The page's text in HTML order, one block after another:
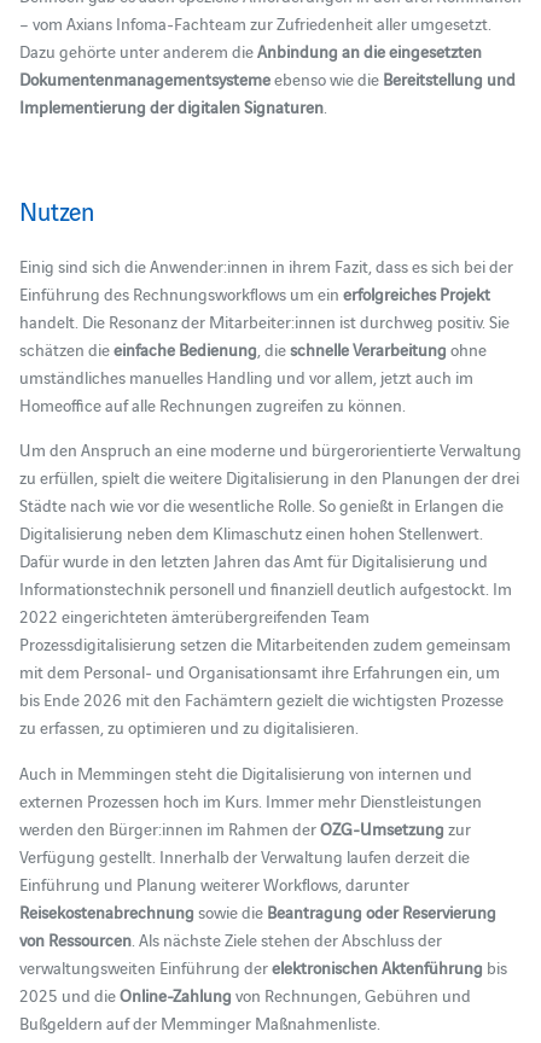
– vom Axians Infoma-Fachteam zur Zufriedenheit aller umgesetzt.
Dazu gehörte unter anderem dieAnbindung an die eingesetzten
Dokumentenmanagementsystemeebenso wie die Bereitstellung und
Implementierung der digitalen Signaturen.
Nutzen
Einig sind sich die Anwender:innen in ihrem Fazit, dass es sich bei der
Einführung des Rechnungsworkflows um ein erfolgreiches Projekt
handelt. Die Resonanz der Mitarbeiter:innen ist durchweg positiv. Sie
schätzen dieeinfache Bedienung , dieschnelle Verarbeitung ohne
umständliches manuelles Handling und vor allem, jetzt auch im
Homeoffice auf alle Rechnungen zugreifen zu können.
Um den Anspruch an eine moderne und bürgerorientierte Verwaltung
zu erfüllen, spielt die weitere Digitalisierung in den Planungen der drei
Städte nach wie vor die wesentliche Rolle. So genießt in Erlangen die
Digitalisierung neben dem Klimaschutz einen hohen Stellenwert.
Dafür wurde in den letzten Jahren das Amt für Digitalisierung und
Informationstechnik personell und finanziell deutlich aufgestockt. Im
2022 eingerichteten ämterübergreifenden Team
Prozessdigitalisierung setzen die Mitarbeitenden zudem gemeinsam
mit dem Personal- und Organisationsamt ihre Erfahrungen ein, um
bis Ende 2026 mit den Fachämtern gezielt die wichtigsten Prozesse
zu erfassen, zu optimieren und zu digitalisieren.
Auch in Memmingen steht die Digitalisierung von internen und
externen Prozessen hoch im Kurs. Immer mehr Dienstleistungen
werden den Bürger:innen im Rahmen derOZG-Umsetzung zur
Verfügung gestellt. Innerhalb der Verwaltung laufen derzeit die
Einführung und Planung weiterer Workflows, darunter
Reisekostenabrechnung sowie die Beantragung oder Reservierung
von Ressourcen. Als nächste Ziele stehen der Abschluss der
verwaltungsweiten Einführung derelektronischen Aktenführung bis
2025 und dieOnline-Zahlung von Rechnungen, Gebühren und
Bußgeldern auf der Memminger Maßnahmenliste.